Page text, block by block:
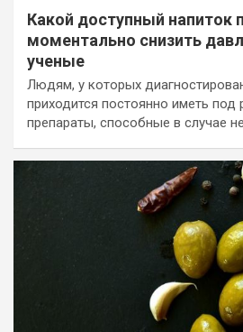
Какой доступный напиток
моментально снизить
ученые
Людям, у которых
приходится постоянно иметь под
препараты, способные в случае